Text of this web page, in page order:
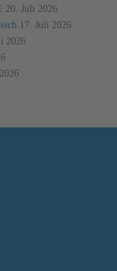
20. Juli 2026
17. Juli 2026
2026